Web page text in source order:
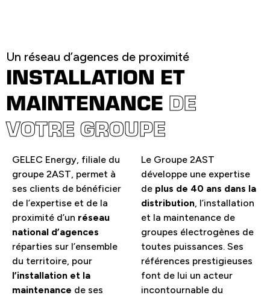
Un réseau d’agences de proximité
INSTALLATION ET
MAINTENANCE DE
VOTRE GROUPE
GELEC Energy, filiale du
groupe 2AST, permet à
ses clients de bénéficier
de l’expertise et de la
proximité d’un réseau
national d’agences
réparties sur l’ensemble
du territoire, pour
l’installation et la
maintenance de ses
Le Groupe 2AST
développe une expertise
de plus de 40 ans dans la
distribution, l’installation
et la maintenance de
groupes électrogènes de
toutes puissances. Ses
références prestigieuses
font de lui un acteur
incontournable du